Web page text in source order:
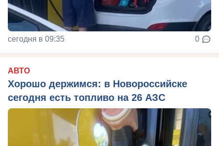
сегодня в 09:35 0
АВТО
Хорошо держимся: в Новороссийске
сегодня есть топливо на 26 АЗС